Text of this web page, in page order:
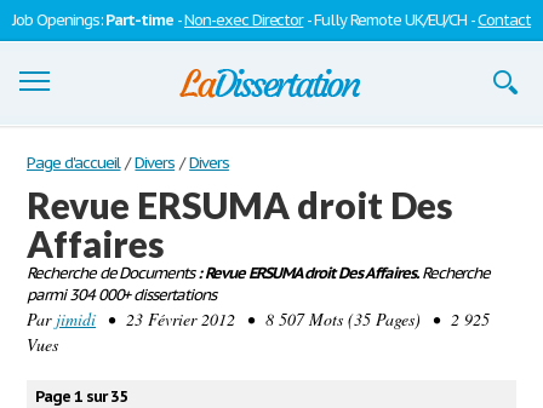
Job Openings:Part-time -Non-exec Director- Fully Remote UK/EU/CH -Contact
Dissertations
S'inscrire
Se connecter
Contactez-nous
Page d'accueil / Divers / Divers
Revue ERSUMA droit Des
Affaires
Recherche de Documents: Revue ERSUMA droit Des Affaires.Recherche
parmi 304 000+ dissertations
Par jimidi • 23 Février 2012 • 8 507 Mots (35 Pages) • 2 925
Vues
Page 1 sur 35